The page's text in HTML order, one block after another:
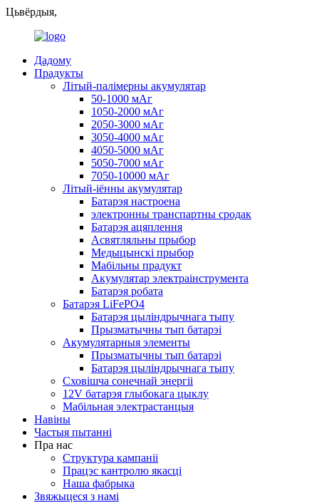
Цьвёрдыя,
Дадому
Прадукты
Літый-палімерны акумулятар
50-1000 мАг
1050-2000 мАг
2050-3000 мАг
3050-4000 мАг
4050-5000 мАг
5050-7000 мАг
7050-10000 мАг
Літый-іённы акумулятар
Батарэя настроена
электронны транспартны сродак
Батарэя ацяплення
Асвятляльны прыбор
Медыцынскі прыбор
Мабільны прадукт
Акумулятар электраінструмента
Батарэя робата
Батарэя LiFePO4
Батарэя цыліндрычнага тыпу
Прызматычны тып батарэі
Акумулятарныя элементы
Прызматычны тып батарэі
Батарэя цыліндрычнага тыпу
Сховішча сонечнай энергіі
12V батарэя глыбокага цыклу
Мабільная электрастанцыя
Навіны
Частыя пытанні
Пра нас
Структура кампаніі
Працэс кантролю якасці
Наша фабрыка
Звяжыцеся з намі